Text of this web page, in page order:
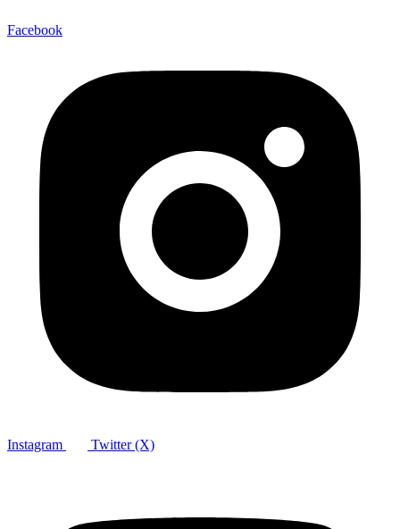
Facebook
Instagram Twitter (X)